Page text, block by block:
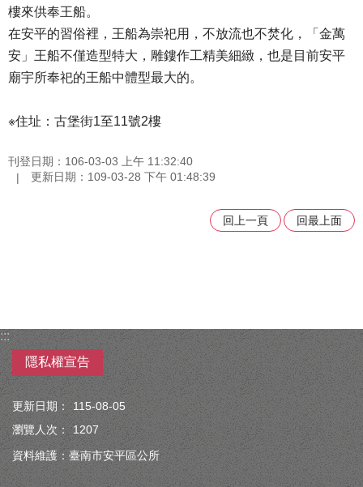
樓來供奉王船。
在安平的習俗裡，王船為崇祀用，不放流也不焚化，「金萬
安」王船不僅造型特大，雕鏤作工精美細緻，也是目前安平
廟宇所奉祀的王船中體型最大的。
※住址：古堡街1至11號2樓
刊登日期：106-03-03 上午 11:32:40
更新日期：109-03-28 下午 01:48:39
回上一頁 回最上面
:::
隱私權宣告
更新日期：
115-08-05
瀏覽人次：
1207
資料維護：臺南市安平區公所